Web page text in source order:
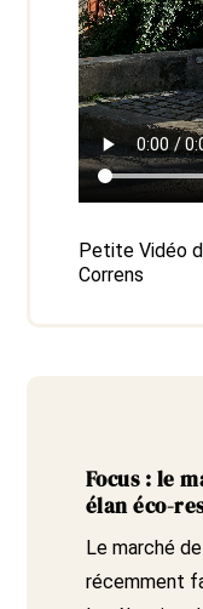
Petite Vidéo
Correns
Focus : le
élan éco-
Le marché
récemment